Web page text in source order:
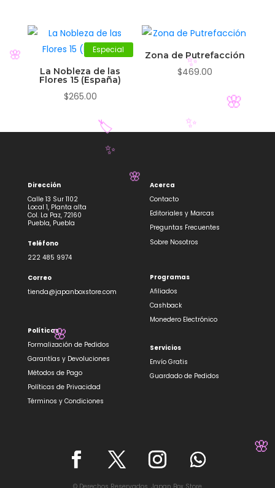
Especial
La Nobleza de las
Flores 15 (España)
$265.00
Zona de Putrefacción
$469.00
Dirección
Calle 13 Sur 1102
Local 1, Planta alta
Col. La Paz, 72160
Puebla, Puebla
Teléfono
222 485 9974
Correo
tienda@japanboxstore.com
Políticas
Formalización de Pedidos
Garantías y Devoluciones
Métodos de Pago
Políticas de Privacidad
Términos y Condiciones
Acerca
Contacto
Editoriales y Marcas
Preguntas Frecuentes
Sobre Nosotros
Programas
Afiliados
Cashback
Monedero Electrónico
Servicios
Envío Gratis
Guardado de Pedidos
🏷️
🌸
🌸